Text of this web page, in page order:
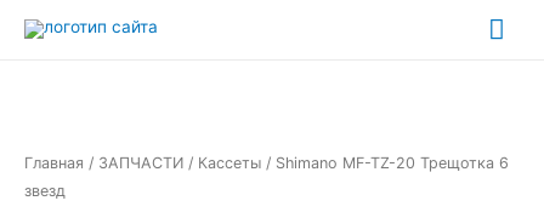
Главная / ЗАПЧАСТИ / Кассеты / Shimano MF-TZ-20 Трещотка 6
звезд